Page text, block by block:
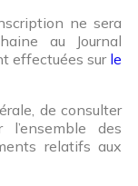
ne sera
au Journal
effectuées sur le
de consulter
des
relatifs aux